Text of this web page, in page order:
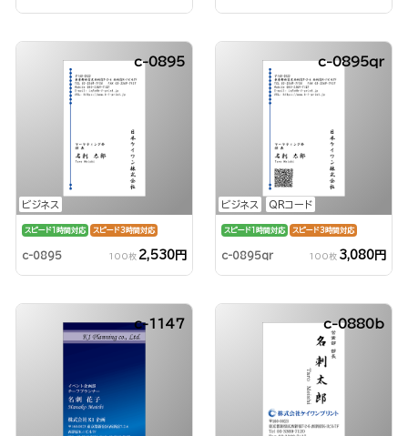
ビジネス
c-0895
スピード1時間対応 スピード3時間対応
c-0895 100枚 2,530円
ビジネス QRコード
c-0895qr
スピード1時間対応 スピード3時間対応
c-0895qr 100枚 3,080円
c-1147 c-0880b